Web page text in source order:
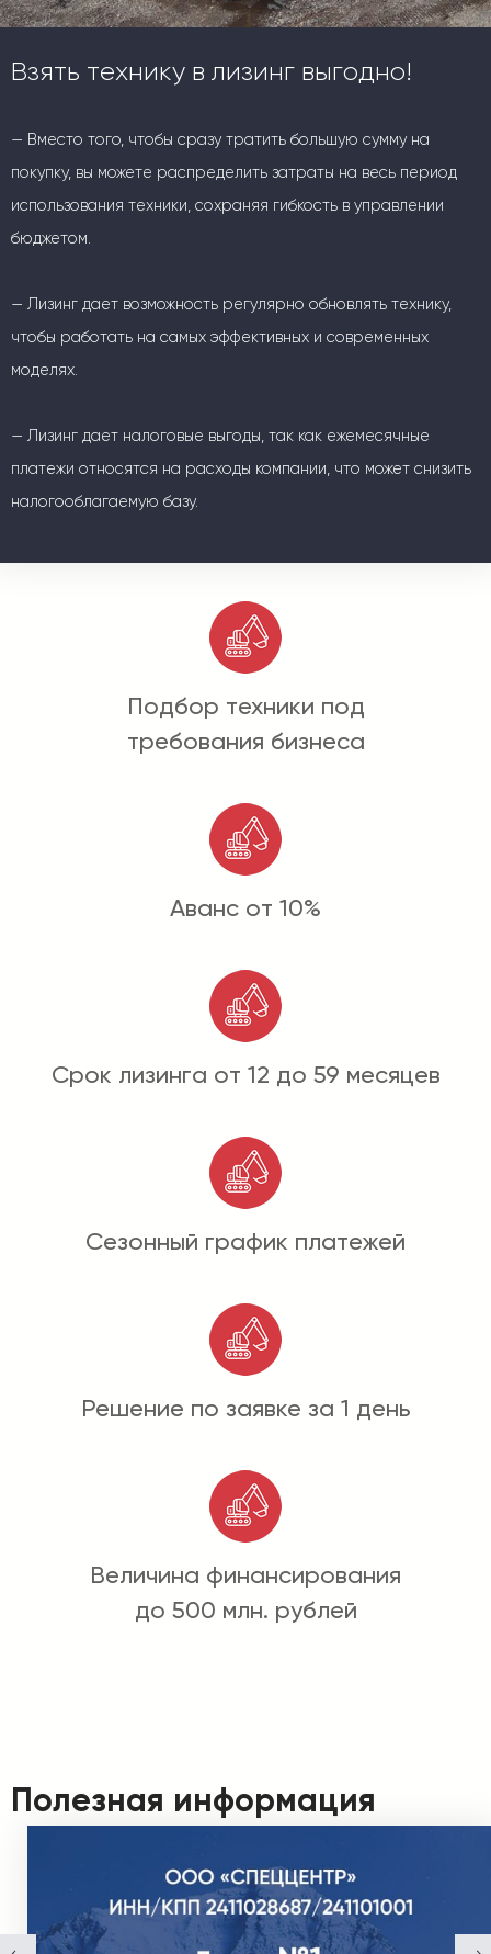
Взять технику в лизинг выгодно!
— Вместо того, чтобы сразу тратить большую сумму на
покупку, вы можете распределить затраты на весь период
использования техники, сохраняя гибкость в управлении
бюджетом.
— Лизинг дает возможность регулярно обновлять технику,
чтобы работать на самых эффективных и современных
моделях.
— Лизинг дает налоговые выгоды, так как ежемесячные
платежи относятся на расходы компании, что может снизить
налогооблагаемую базу.
Подбор техники под
требования бизнеса
Аванс от 10%
Срок лизинга от 12 до 59 месяцев
Сезонный график платежей
Решение по заявке за 1 день
Величина финансирования
до 500 млн. рублей
Полезная информация